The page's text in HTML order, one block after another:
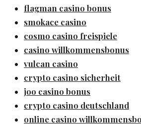
flagman casino bonus
smokace casino
cosmo casino freispiele
casino willkommensbonus
vulcan casino
crypto casino sicherheit
joo casino bonus
crypto casino deutschland
online casino